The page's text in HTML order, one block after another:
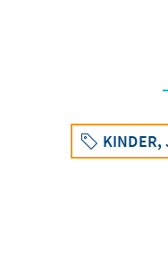
KINDER,